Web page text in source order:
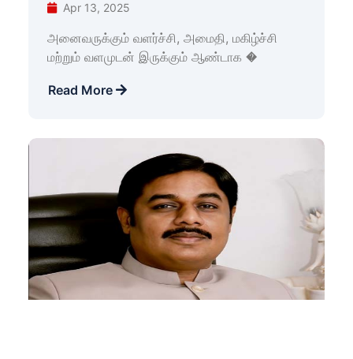
Apr 13, 2025
அனைவருக்கும் வளர்ச்சி, அமைதி, மகிழ்ச்சி
மற்றும் வளமுடன் இருக்கும் ஆண்டாக �
Read More